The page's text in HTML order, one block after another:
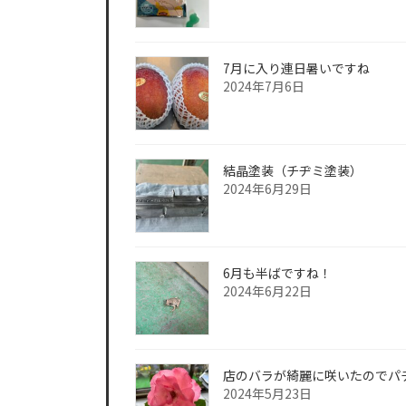
7月に入り連日暑いですね
2024年7月6日
結晶塗装（チヂミ塗装）
2024年6月29日
6月も半ばですね！
2024年6月22日
店のバラが綺麗に咲いたのでパ
2024年5月23日